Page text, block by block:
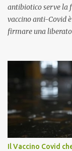
antibiotico serve la
vaccino anti-Covid
firmare una
pandemia. Un
ancora il coraggio
anti-Covid, un pro-
sviluppato in
larga scala, ancora
internazionale
anche a persone
Il Vaccino Covid